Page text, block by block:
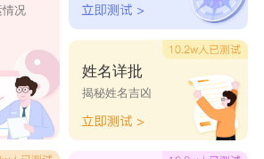
华利蛋糕 聚汇一家 琼楼玉阁
了 一枝独秀 风和日暖
宸 富有副食 恒泰高河 篝火码头
情况
姓名详批
揭秘姓名吉凶